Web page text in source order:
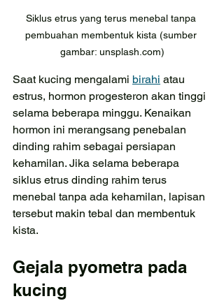
Siklus etrus yang terus menebal tanpa
pembuahan membentuk kista (sumber
gambar: unsplash.com)
Saat kucing mengalami birahi atau
estrus, hormon progesteron akan tinggi
selama beberapa minggu. Kenaikan
hormon ini merangsang penebalan
dinding rahim sebagai persiapan
kehamilan. Jika selama beberapa
siklus etrus dinding rahim terus
menebal tanpa ada kehamilan, lapisan
tersebut makin tebal dan membentuk
kista.
Gejala pyometra pada
kucing